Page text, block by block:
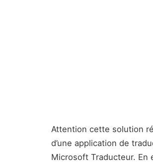
Attention cette solution
d’une application de
Microsoft Traducteur. En